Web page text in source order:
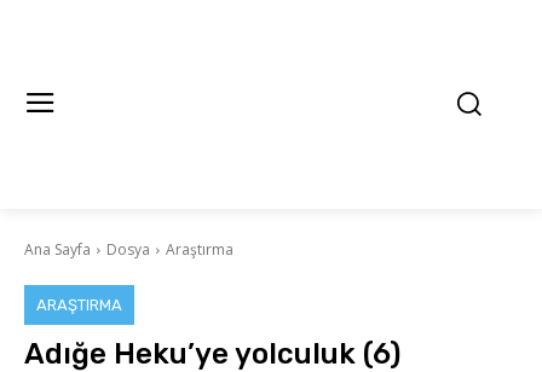
Ana Sayfa Dosya Araştırma
ARAŞTIRMA
Adığe Heku’ye yolculuk (6)